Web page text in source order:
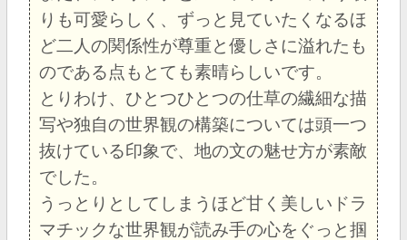
りも可愛らしく、ずっと見ていたくなるほ
ど二人の関係性が尊重と優しさに溢れたも
のである点もとても素晴らしいです。
とりわけ、ひとつひとつの仕草の繊細な描
写や独自の世界観の構築については頭一つ
抜けている印象で、地の文の魅せ方が素敵
でした。
うっとりとしてしまうほど甘く美しいドラ
マチックな世界観が読み手の心をぐっと掴